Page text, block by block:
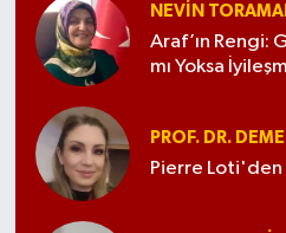
NEVIN
Araf’ın Rengi:
mı Yoksa
PROF. DR.
Pierre Loti'den